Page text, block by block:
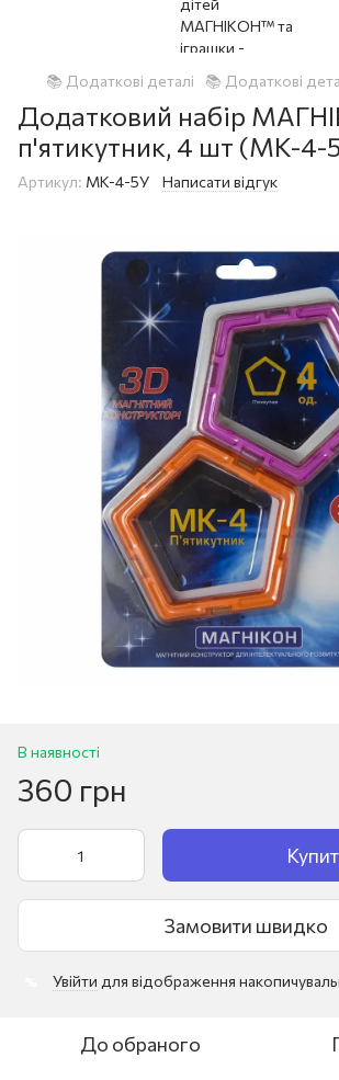
📚 Додаткові деталі 📚 Додаткові
Додатковий набір
п'ятикутник, 4 шт (MK-4-
Артикул: MK-4-5У Написати відгук
В наявності
360 грн
Замовити швидко
Увійти для відображення
До обраного